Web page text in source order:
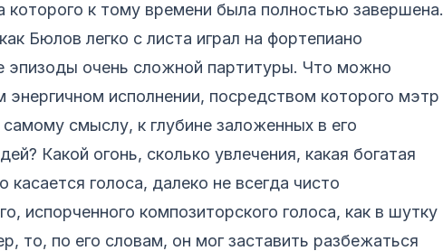
которого к тому времени была полностью завершена.
Бюлов легко с листа играл на фортепиано
эпизоды очень сложной партитуры. Что можно
энергичном исполнении, посредством которого мэтр
смыслу, к глубине заложенных в его
Какой огонь, сколько увлечения, какая богатая
касается голоса, далеко не всегда чисто
испорченного композиторского голоса, как в шутку
то, по его словам, он мог заставить разбежаться